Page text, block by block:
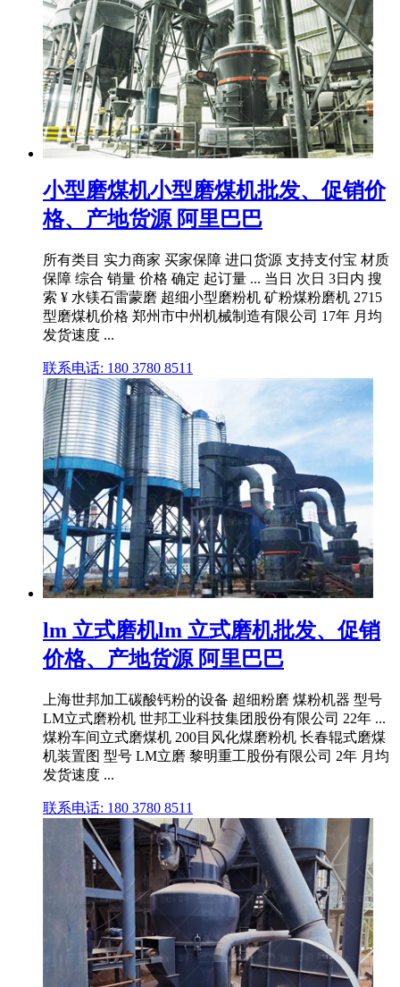
小型磨煤机小型磨煤机批发、促销价
格、产地货源 阿里巴巴
所有类目 实力商家 买家保障 进口货源 支持支付宝 材质
保障 综合 销量 价格 确定 起订量 ... 当日 次日 3日内 搜
索 ¥ 水镁石雷蒙磨 超细小型磨粉机 矿粉煤粉磨机 2715
型磨煤机价格 郑州市中州机械制造有限公司 17年 月均
发货速度 ...
联系电话: 180 3780 8511
lm 立式磨机lm 立式磨机批发、促销
价格、产地货源 阿里巴巴
上海世邦加工碳酸钙粉的设备 超细粉磨 煤粉机器 型号
LM立式磨粉机 世邦工业科技集团股份有限公司 22年 ...
煤粉车间立式磨煤机 200目风化煤磨粉机 长春辊式磨煤
机装置图 型号 LM立磨 黎明重工股份有限公司 2年 月均
发货速度 ...
联系电话: 180 3780 8511